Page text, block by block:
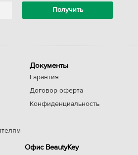
Документы
Гарантия
Договор оферта
Конфиденциальность
Офис BeautyKey